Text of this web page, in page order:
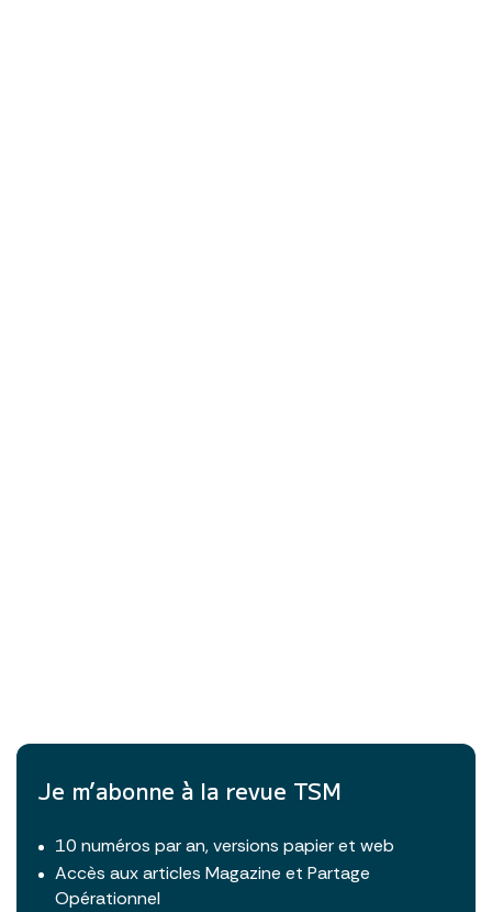
Je m’abonne à la revue TSM
10 numéros par an, versions papier et web
Accès aux articles Magazine et Partage
Opérationnel